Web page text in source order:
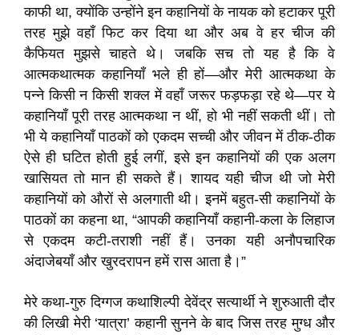
काफी था, क्योंकि उन्होंने इन कहानियों के नायक को हटाकर पूरी
तरह मुझे वहाँ फिट कर दिया था और अब वे हर चीज की
कैफियत मुझसे चाहते थे। जबकि सच तो यह है कि वे
आत्मकथात्मक कहानियाँ भले ही हों—और मेरी आत्मकथा के
पन्ने किसी न किसी शक्ल में वहाँ जरूर फड़फड़ा रहे थे—पर ये
कहानियाँ पूरी तरह आत्मकथा न थीं, हो भी नहीं सकती थीं। तो
भी ये कहानियाँ पाठकों को एकदम सच्ची और जीवन में ठीक-ठीक
ऐसे ही घटित होती हुई लगीं, इसे इन कहानियों की एक अलग
खासियत तो मान ही सकते हैं। शायद यही चीज थी जो मेरी
कहानियों को औरों से अलगाती थी। इनमें बहुत-सी कहानियों के
पाठकों का कहना था, “आपकी कहानियाँ कहानी-कला के लिहाज
से एकदम कटी-तराशी नहीं हैं। उनका यही अनौपचारिक
अंदाजेबयाँ और खुरदरापन हमें रास आता है।”
मेरे कथा-गुरु दिग्गज कथाशिल्पी देवेंद्र सत्यार्थी ने शुरुआती दौर
की लिखी मेरी ‘यात्रा’ कहानी सुनने के बाद जिस तरह मुग्ध और